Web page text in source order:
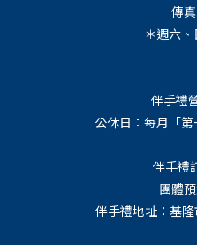
傳
＊週六
伴手禮
公休日：每月「
伴手禮
團體
伴手禮地址：基